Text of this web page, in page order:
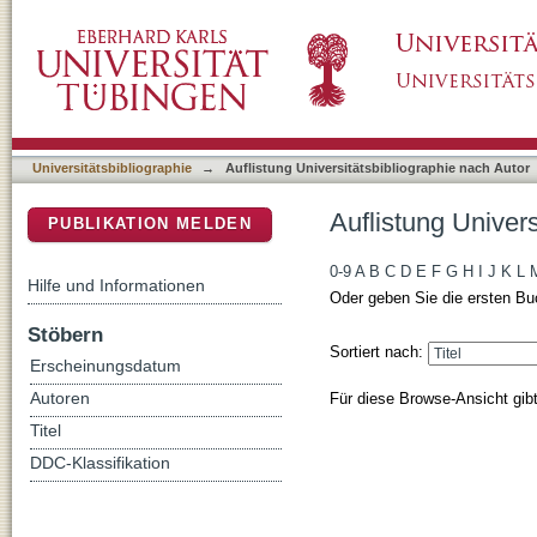
Universitätsbibliographie → Auflistung Universitätsbibliographie nach Autor
Auflistung
0-9 A B C D E F G H J K L
Oder geben Sie die ersten
Sortiert nach:
Für diese Browse-Ansicht
PUBLIKATION MELDEN
Hilfe und Informationen
Stöbern
Erscheinungsdatum
Autoren
Titel
DDC-Klassifikation